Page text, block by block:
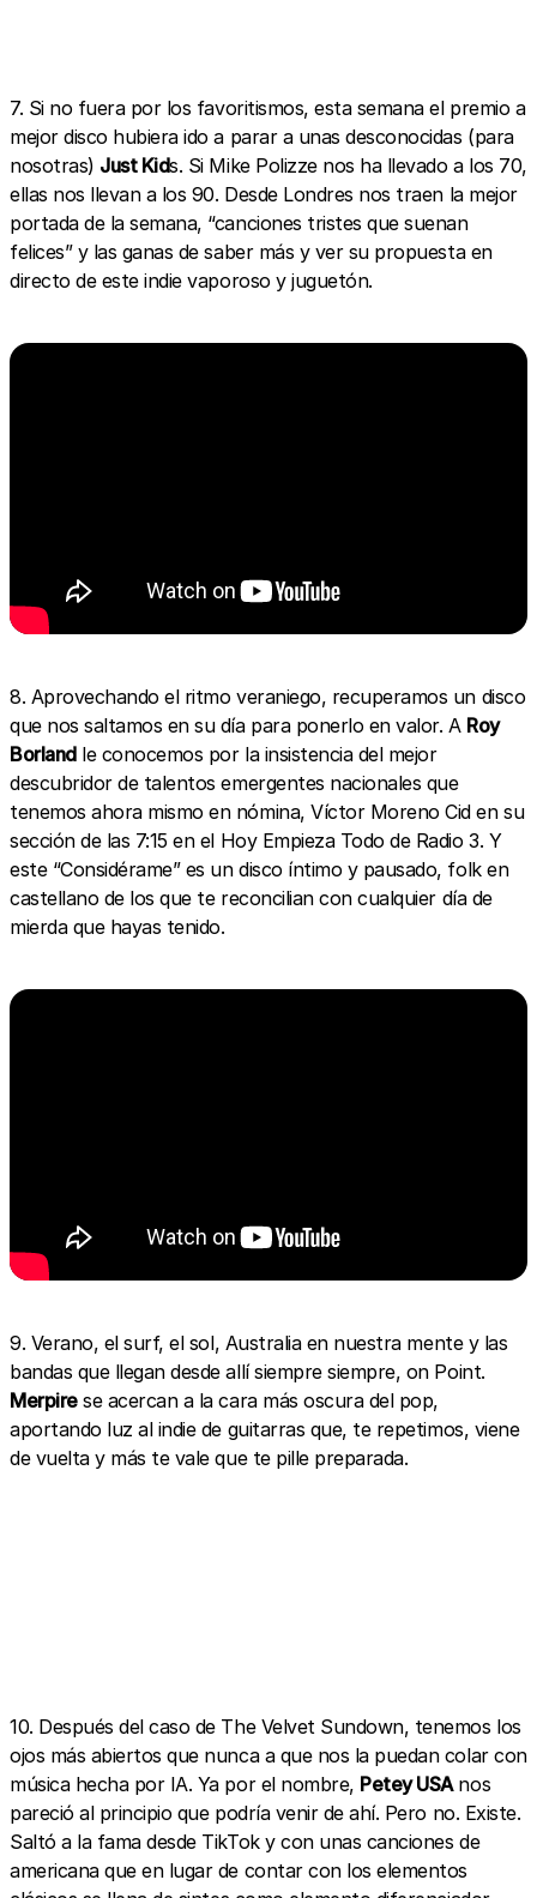
7. Si no fuera por los favoritismos, esta semana el premio a
mejor disco hubiera ido a parar a unas desconocidas (para
nosotras) Just Kids. Si Mike Polizze nos ha llevado a los 70,
ellas nos llevan a los 90. Desde Londres nos traen la mejor
portada de la semana, “canciones tristes que suenan
felices” y las ganas de saber más y ver su propuesta en
directo de este indie vaporoso y juguetón.
8. Aprovechando el ritmo veraniego, recuperamos un disco
que nos saltamos en su día para ponerlo en valor. A Roy
Borlandle conocemos por la insistencia del mejor
descubridor de talentos emergentes nacionales que
tenemos ahora mismo en nómina, Víctor Moreno Cid en su
sección de las 7:15 en el Hoy Empieza Todo de Radio 3. Y
este “Considérame” es un disco íntimo y pausado, folk en
castellano de los que te reconcilian con cualquier día de
mierda que hayas tenido.
9. Verano, el surf, el sol, Australia en nuestra mente y las
bandas que llegan desde allí siempre siempre, on Point.
Merpirese acercan a la cara más oscura del pop,
aportando luz al indie de guitarras que, te repetimos, viene
de vuelta y más te vale que te pille preparada.
10. Después del caso de The Velvet Sundown, tenemos los
ojos más abiertos que nunca a que nos la puedan colar con
música hecha por IA. Ya por el nombre, Petey USAnos
pareció al principio que podría venir de ahí. Pero no. Existe.
Saltó a la fama desde TikTok y con unas canciones de
americana que en lugar de contar con los elementos